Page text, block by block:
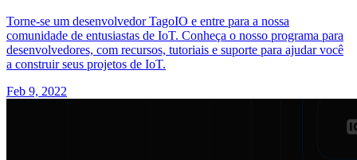
Torne-se um desenvolvedor TagoIO e entre para a nossa
comunidade de entusiastas de IoT. Conheça o nosso programa para
desenvolvedores, com recursos, tutoriais e suporte para ajudar você
a construir seus projetos de IoT.
Feb 9, 2022